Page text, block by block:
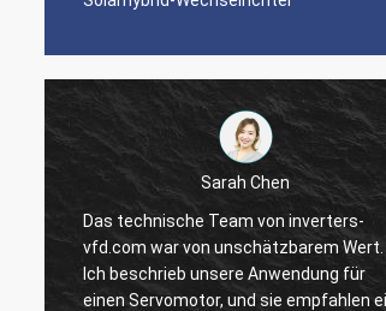
Sarah Chen
Das technische Team von inverters-
vfd.com war von unschätzbarem Wert.
Ich beschrieb unsere Anwendung für
einen Servomotor, und sie empfahlen